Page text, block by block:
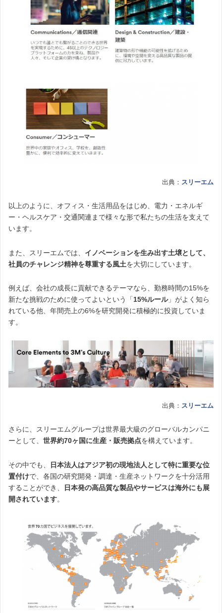
出典： スリーエム
以上のように、オフィス・生活用品をはじめ、電力・エネルギ
ー・ヘルスケア・交通関連まで様々な形で私たちの生活を支えて
います。
また、スリーエムでは、 イノベーションを生み出す土壌として、
社員のチャレンジ精神を尊重する風土を大切にしています。
例えば、会社の成長に貢献できるテーマなら、勤務時間の15%を
新たな挑戦のために使ってよいという「15%ルール」がよく知ら
れている他、年間売上の6%を研究開発に積極的に投資していま
す。
出典： スリーエム
さらに、スリーエムグループは世界最大級のグローバルカンパニ
ーとして、 世界約70ヶ国に生産・販売拠点を構えています。
その中でも、
日本法人はアジア初の現地法人として特に重要な位
置付けで、各国の研究開発・調達・生産ネットワークを十分活用
することができ、
日本発の高品質な製品やサービスは海外にも展
開されています。